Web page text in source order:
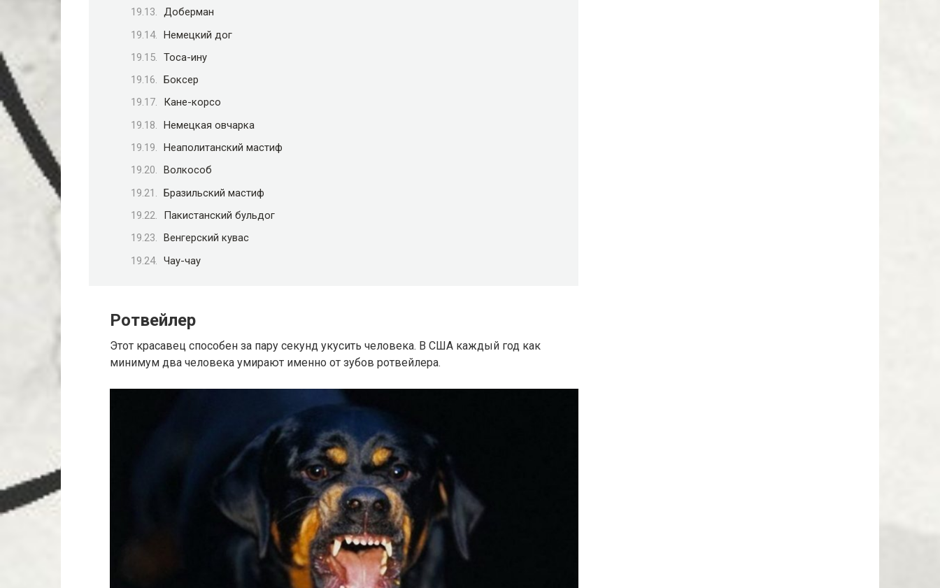
Доберман
Немецкий дог
Тоса-ину
Боксер
Кане-корсо
Немецкая овчарка
Неаполитанский мастиф
Волкособ
Бразильский мастиф
Пакистанский бульдог
Венгерский кувас
Чау-чау
Ротвейлер
Этот красавец способен за пару секунд укусить человека. В США каждый год как
минимум два человека умирают именно от зубов ротвейлера.